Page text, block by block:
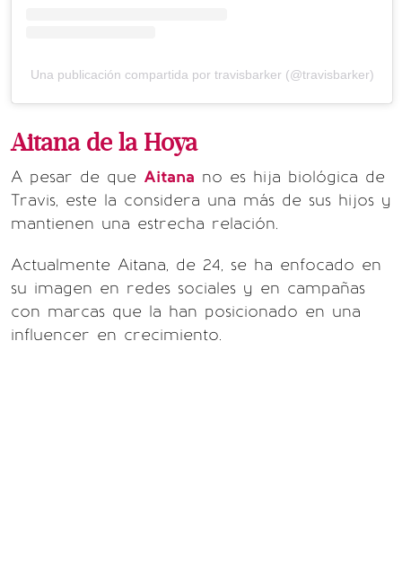
Una publicación compartida por travisbarker (@travisbarker)
Aitana de la Hoya
A pesar de que Aitana no es hija biológica de
Travis, este la considera una más de sus hijos y
mantienen una estrecha relación.
Actualmente Aitana, de 24, se ha enfocado en
su imagen en redes sociales y en campañas
con marcas que la han posicionado en una
influencer en crecimiento.